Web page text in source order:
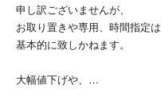
申し訳ございませんが、
お取り置きや専用、時間指定は
基本的に致しかねます。
大幅値下げや、